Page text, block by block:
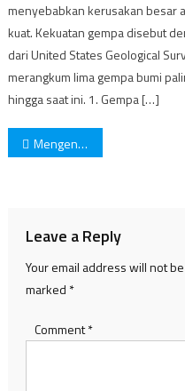
menyebabkan kerusakan besar
kuat. Kekuatan gempa disebut
dari United States Geological
merangkum lima gempa bumi
hingga saat ini. 1. Gempa […]
Post
Mengenal Machu Picchu Kota Yang Hilang
Leave a Reply
Your email address will not
marked *
Comment*